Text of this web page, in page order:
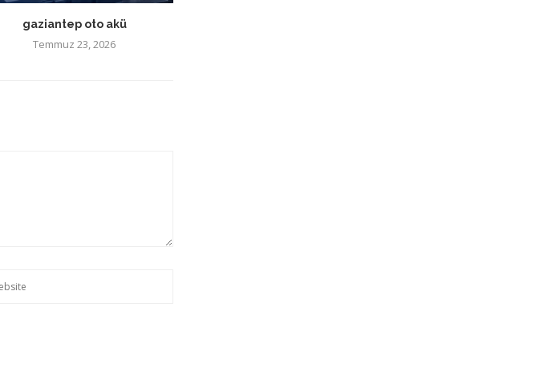
gaziantep oto akü
Temmuz 23, 2026